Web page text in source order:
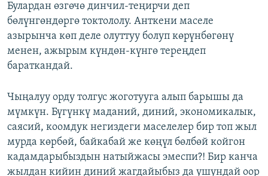
Булардан өзгөчө динчил-теңирчи деп
бөлүнгөндөргө токтололу. Анткени маселе
азырынча көп деле олуттуу болуп көрүнбөгөнү
менен, ажырым күндөн-күнгө тереңдеп
бараткандай.
Чыңалуу орду толгус жоготууга алып барышы да
мүмкүн. Бүгүнкү маданий, диний, экономикалык,
саясий, коомдук негиздеги маселелер бир топ жыл
мурда көрбөй, байкабай же көңүл бөлбөй койгон
кадамдарыбыздын натыйжасы эмеспи?! Бир канча
жылдан кийин диний жагдайыбыз да ушундай оор